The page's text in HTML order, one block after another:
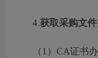
4.获取采购文件
（ 1 ） CA证书